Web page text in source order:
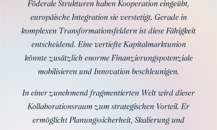
Föderale Strukturen haben Kooperation eingeübt,
europäische Integration sie verstetigt. Gerade in
komplexen Transformationsfeldern ist diese Fähigkeit
entscheidend. Eine vertiefte Kapitalmarktunion
könnte zusätzlich enorme Finanzierungspotenziale
mobilisieren und Innovation beschleunigen.
In einer zunehmend fragmentierten Welt wird dieser
Kollaborationsraum zum strategischen Vorteil. Er
ermöglicht Planungssicherheit, Skalierung und